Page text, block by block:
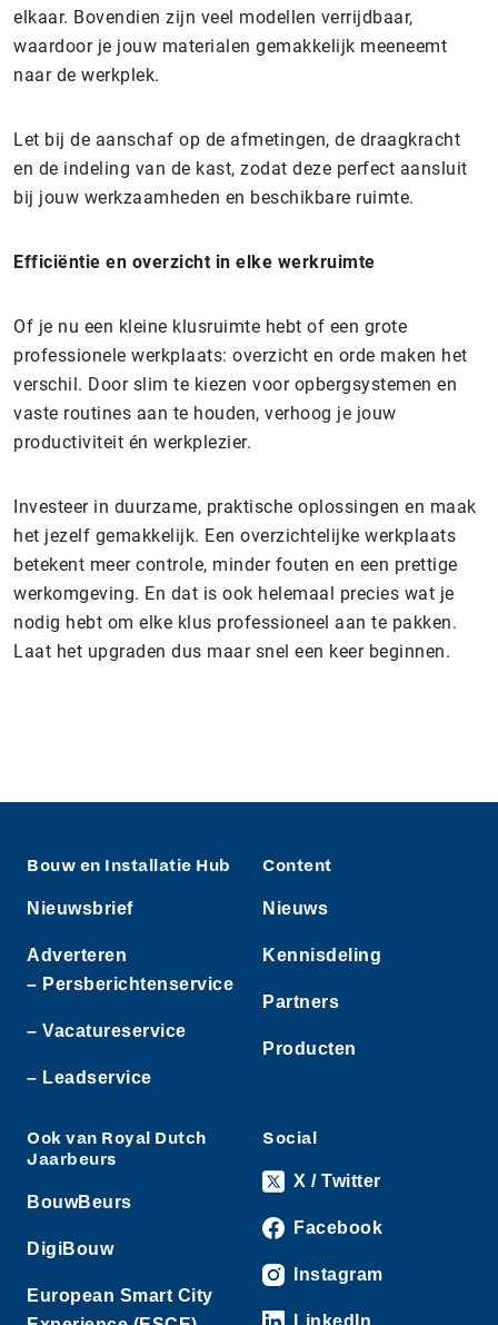
elkaar. Bovendien zijn veel modellen verrijdbaar,
waardoor je jouw materialen gemakkelijk meeneemt
naar de werkplek.
Let bij de aanschaf op de afmetingen, de draagkracht
en de indeling van de kast, zodat deze perfect aansluit
bij jouw werkzaamheden en beschikbare ruimte.
Efficiëntie en overzicht in elke werkruimte
Of je nu een kleine klusruimte hebt of een grote
professionele werkplaats: overzicht en orde maken het
verschil. Door slim te kiezen voor opbergsystemen en
vaste routines aan te houden, verhoog je jouw
productiviteit én werkplezier.
Investeer in duurzame, praktische oplossingen en maak
het jezelf gemakkelijk. Een overzichtelijke werkplaats
betekent meer controle, minder fouten en een prettige
werkomgeving. En dat is ook helemaal precies wat je
nodig hebt om elke klus professioneel aan te pakken.
Laat het upgraden dus maar snel een keer beginnen.
Bouw en Installatie Hub
Nieuwsbrief
Adverteren
– Persberichtenservice
– Vacatureservice
– Leadservice
Content
Nieuws
Kennisdeling
Partners
Producten
Ook van Royal Dutch
Jaarbeurs
BouwBeurs
DigiBouw
European Smart City
Social
X / Twitter
Facebook
Instagram
LinkedIn